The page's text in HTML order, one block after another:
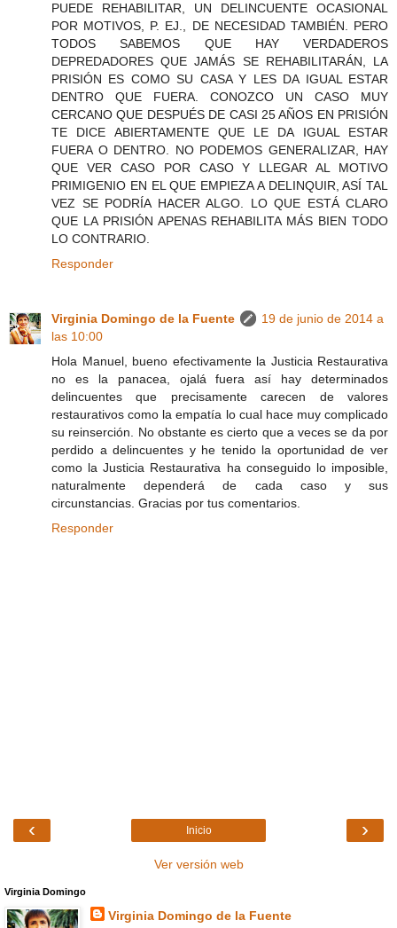
PUEDE REHABILITAR, UN DELINCUENTE OCASIONAL
POR MOTIVOS, P. EJ., DE NECESIDAD TAMBIÉN. PERO
TODOS SABEMOS QUE HAY VERDADEROS
DEPREDADORES QUE JAMÁS SE REHABILITARÁN, LA
PRISIÓN ES COMO SU CASA Y LES DA IGUAL ESTAR
DENTRO QUE FUERA. CONOZCO UN CASO MUY
CERCANO QUE DESPUÉS DE CASI 25 AÑOS EN PRISIÓN
TE DICE ABIERTAMENTE QUE LE DA IGUAL ESTAR
FUERA O DENTRO. NO PODEMOS GENERALIZAR, HAY
QUE VER CASO POR CASO Y LLEGAR AL MOTIVO
PRIMIGENIO EN EL QUE EMPIEZA A DELINQUIR, ASÍ TAL
VEZ SE PODRÍA HACER ALGO. LO QUE ESTÁ CLARO
QUE LA PRISIÓN APENAS REHABILITA MÁS BIEN TODO
LO CONTRARIO.
Responder
Virginia Domingo de la Fuente
19 de junio de 2014 a
las 10:00
Hola Manuel, bueno efectivamente la Justicia Restaurativa
no es la panacea, ojalá fuera así hay determinados
delincuentes que precisamente carecen de valores
restaurativos como la empatía lo cual hace muy complicado
su reinserción. No obstante es cierto que a veces se da por
perdido a delincuentes y he tenido la oportunidad de ver
como la Justicia Restaurativa ha conseguido lo imposible,
naturalmente dependerá de cada caso y sus
circunstancias. Gracias por tus comentarios.
Responder
‹ ›
Inicio
Ver versión web
Virginia Domingo
Virginia Domingo de la Fuente